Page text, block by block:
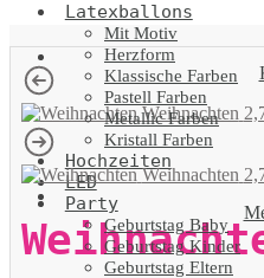
Latexballons
Mit Motiv
Herzform
Klassische Farben
Pastell Farben
Metallic Farben
Kristall Farben
Hochzeiten
LED
Party
Geburtstag Baby
Geburtstag Kinder
Geburtstag Eltern
Weihnachten
Weihnachten